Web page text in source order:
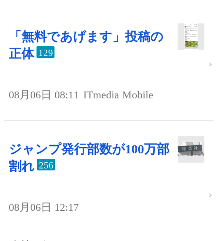
「無料であげます」投稿の
正体 129
08月06日 08:11 ITmedia Mobile
ジャンプ発行部数が100万部
割れ 256
08月06日 12:17